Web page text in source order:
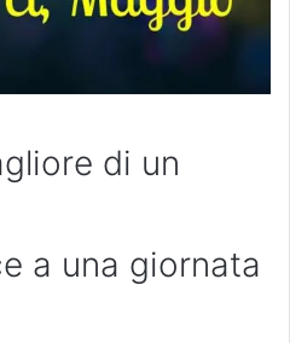
di un
a una giornata